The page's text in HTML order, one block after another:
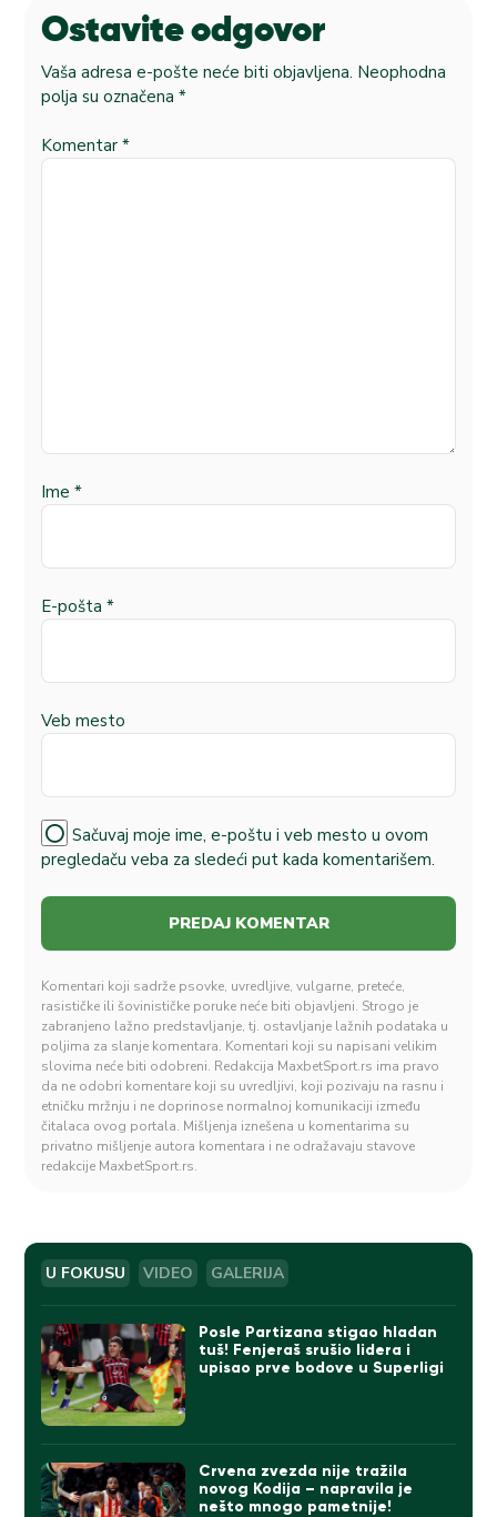
Ostavite odgovor
Vaša adresa e-pošte neće biti objavljena. Neophodna
polja su označena *
Komentar *
Ime *
E-pošta *
Veb mesto
Sačuvaj moje ime, e-poštu i veb mesto u ovom
pregledaču veba za sledeći put kada komentarišem.
Komentari koji sadrže psovke, uvredljive, vulgarne, preteće,
rasističke ili šovinističke poruke neće biti objavljeni. Strogo je
zabranjeno lažno predstavljanje, tj. ostavljanje lažnih podataka u
poljima za slanje komentara. Komentari koji su napisani velikim
slovima neće biti odobreni. Redakcija MaxbetSport.rs ima pravo
da ne odobri komentare koji su uvredljivi, koji pozivaju na rasnu i
etničku mržnju i ne doprinose normalnoj komunikaciji između
čitalaca ovog portala. Mišljenja iznešena u komentarima su
privatno mišljenje autora komentara i ne odražavaju stavove
redakcije MaxbetSport.rs.
U FOKUSU VIDEO GALERIJA
Posle Partizana stigao hladan
tuš! Fenjeraš srušio lidera i
upisao prve bodove u Superligi
Crvena zvezda nije tražila
novog Kodija – napravila je
nešto mnogo pametnije!